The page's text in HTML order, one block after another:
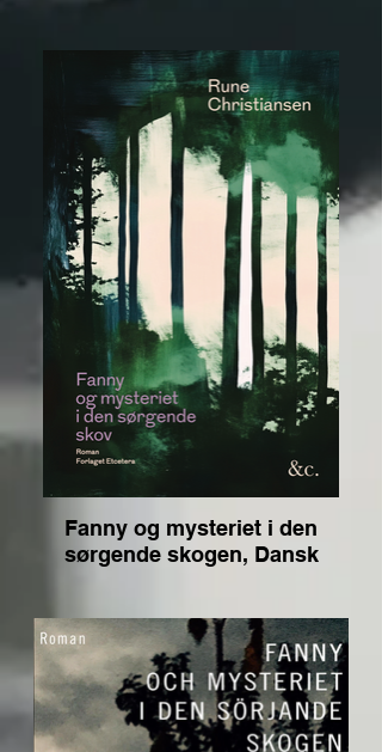
Fanny og mysteriet i den
sørgende skogen, Dansk